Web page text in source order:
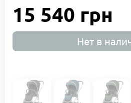
15 540 грн
Нет в